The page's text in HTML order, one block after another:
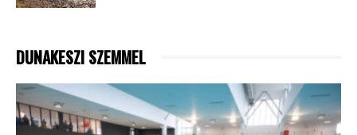
DUNAKESZI SZEMMEL